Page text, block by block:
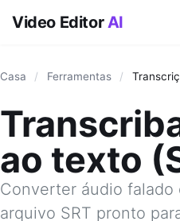
Video EditorAI
Casa / Ferramentas /
ao texto
Converter áudio
arquivo SRT pronto